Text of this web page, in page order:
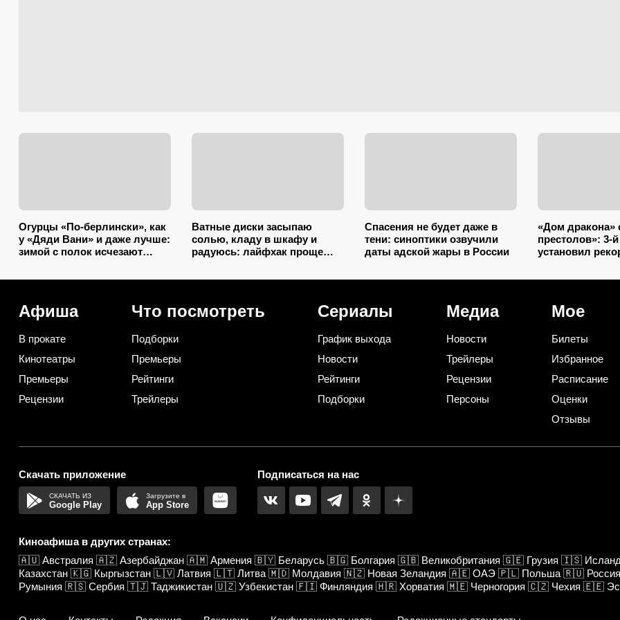
Огурцы «По-берлински», как
у «Дяди Вани» и даже лучше:
зимой с полок исчезают
Ватные диски засыпаю
солью, кладу в шкафу и
радуюсь: лайфхак проще
Спасения не будет даже в
тени: синоптики озвучили
даты адской жары в России
«Дом дракона»
престолов»: 3-й
установил
Афиша
В прокате
Кинотеатры
Премьеры
Рецензии
Что посмотреть
Подборки
Премьеры
Рейтинги
Трейлеры
Сериалы
График выхода
Новости
Рейтинги
Подборки
Медиа
Новости
Трейлеры
Рецензии
Персоны
Мое
Билеты
Избранное
Расписание
Оценки
Отзывы
Скачать приложение
Google Play App Store
Подписаться на нас
Киноафиша в других странах:
🇦🇺 Австралия 🇦🇿 Азербайджан 🇦🇲 Армения 🇧🇾 Беларусь 🇧🇬 Болгария 🇬🇧 Великобритания 🇬🇪 Грузия 🇮🇸
Казахстан 🇰🇬 Кыргызстан 🇱🇻 Латвия 🇱🇹 Литва 🇲🇩 Молдавия 🇳🇿 Новая Зеландия 🇦🇪 ОАЭ 🇵🇱 Польша 🇷🇺 Россия
Румыния 🇷🇸 Сербия 🇹🇯 Таджикистан 🇺🇿 Узбекистан 🇫🇮 Финляндия 🇭🇷 Хорватия 🇲🇪 Черногория 🇨🇿 Чехия 🇪🇪